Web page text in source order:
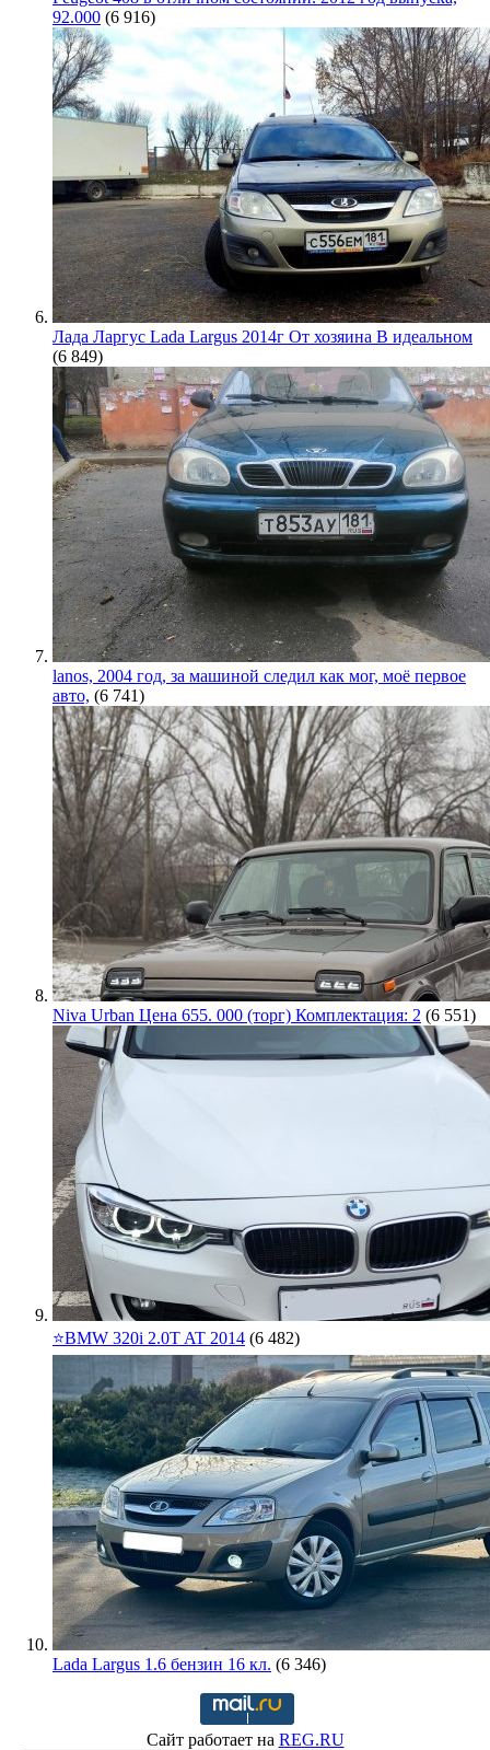
92.000 (6 916)
Лада Ларгус Lada Largus 2014г От хозяина В идеальном
(6 849)
lanos, 2004 год, за машиной следил как мог, моё первое
авто, (6 741)
Niva Urban Цена 655. 000 (торг) Комплектация: 2 (6 551)
⭐️BMW 320i 2.0T AT 2014 (6 482)
Lada Largus 1.6 бензин 16 кл. (6 346)
Сайт работает на REG.RU